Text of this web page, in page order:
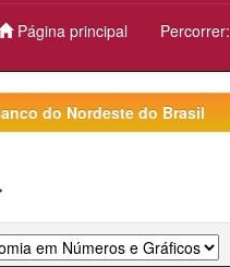
Página principal Percorrer:
do Nordeste do Brasil